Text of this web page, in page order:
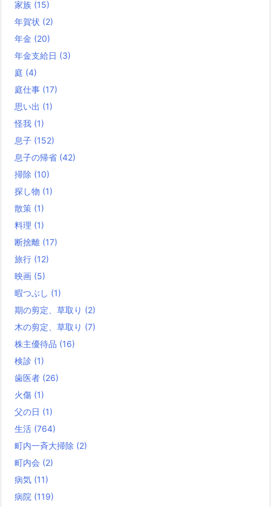
家族 (15)
年賀状 (2)
年金 (20)
年金支給日 (3)
庭 (4)
庭仕事 (17)
思い出 (1)
怪我 (1)
息子 (152)
息子の帰省 (42)
掃除 (10)
探し物 (1)
散策 (1)
料理 (1)
断捨離 (17)
旅行 (12)
映画 (5)
暇つぶし (1)
期の剪定、草取り (2)
木の剪定、草取り (7)
株主優待品 (16)
検診 (1)
歯医者 (26)
火傷 (1)
父の日 (1)
生活 (764)
町内一斉大掃除 (2)
町内会 (2)
病気 (11)
病院 (119)